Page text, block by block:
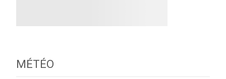
MÉTÉO